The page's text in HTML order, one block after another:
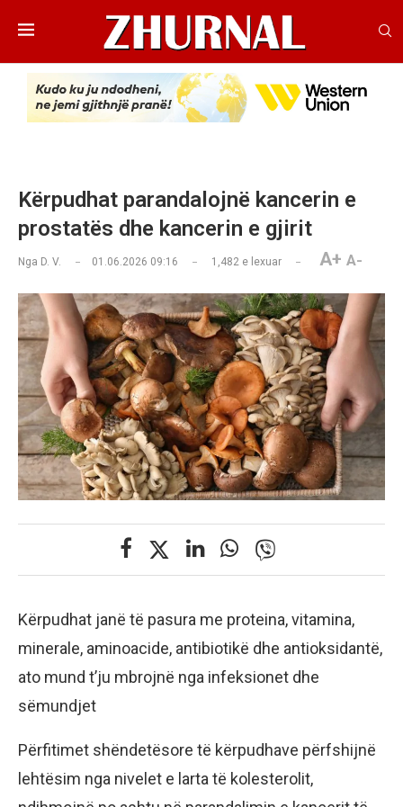
Kërpudhat parandalojnë kancerin e
prostatës dhe kancerin e gjirit
Nga D. V. 01.06.2026 09:16 1,482 e lexuar A+ A-
Kërpudhat janë të pasura me proteina, vitamina,
minerale, aminoacide, antibiotikë dhe antioksidantë,
ato mund t’ju mbrojnë nga infeksionet dhe
sëmundjet
Përfitimet shëndetësore të kërpudhave përfshijnë
lehtësim nga nivelet e larta të kolesterolit,